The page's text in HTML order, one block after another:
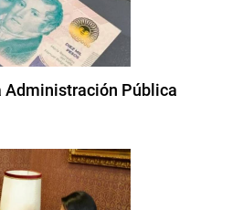
Administración Pública